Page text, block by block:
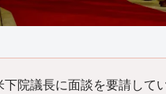
下院議長に面談を要請して